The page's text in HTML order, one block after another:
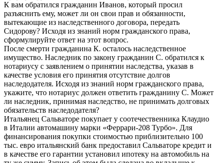
К вам обратился гражданин Иванов, который просил
разъяснить ему, может ли он свои прав и обязанности,
вытекающие из наследственного договора, передать
Сидорову? Исходя из знаний норм гражданского права,
сформулируйте ответ на этот вопрос.
После смерти гражданина К. осталось наследственное
имущество. Наследник по закону гражданин С. обратился к
нотариусу с заявлением о принятии наследства, указав в
качестве условия его принятия отсутствие долгов
наследодателя. Исходя из знаний норм гражданского права,
укажите, что нотариус должен ответить гражданину С. Может
ли наследник, принимая наследство, не принимать долговых
обязательств наследодателя?
Итальянец Сальваторе покупает у соотечественника Клаудио
в Италии автомашину марки «Феррари-208 Турбо». Для
финансирования покупки стоимостью приблизительно 100
тыс. евро итальянский банк предоставил Сальваторе кредит и
в качестве его гарантии установил ипотеку на автомобиль на